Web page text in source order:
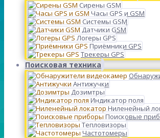
Сирены GSM
Часы GPS и GSM
Системы GSM
Датчики GSM
Логеры GPS
Приёмники GPS
Трекеры GPS
Поисковая техника
Антижучки
Дозимтры
Индикатор поля
Ниленейный
Поисковые
Тепловизоры
Частотомеры